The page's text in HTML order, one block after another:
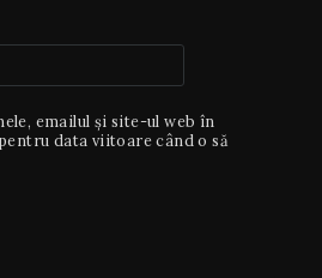
emailul și site-ul web în
data viitoare când o să